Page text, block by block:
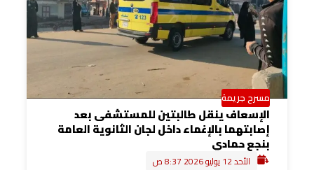
مسرح جريمة
الإسعاف ينقل طالبتين للمستشفى بعد
إصابتهما بالإغماء داخل لجان الثانوية العامة
بنجع حمادي
الأحد 12 يوليو 2026 8:37 ص